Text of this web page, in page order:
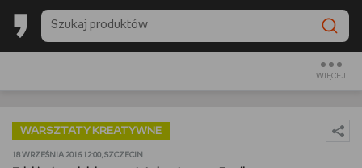
WIĘCEJ
BESTSELLERY EMPIKU 2025
OGLĄDAM
WARSZTATY KREATYWNE
18 WRZEŚNIA 2016 12:00, SZCZECIN